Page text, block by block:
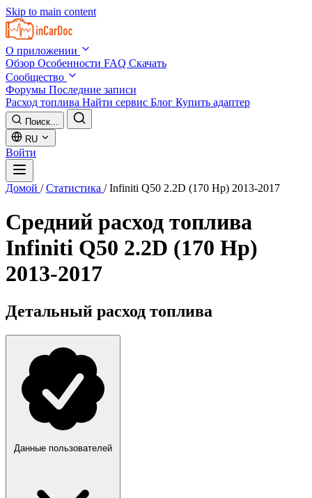
Skip to main content
О приложении
Обзор Особенности FAQ Скачать
Сообщество
Форумы Последние записи
Расход топлива Найти сервис Блог Купить адаптер
Поиск...
RU
Войти
Домой / Статистика / Infiniti Q50 2.2D (170 Hp) 2013-2017
Средний расход топлива
Infiniti Q50 2.2D (170 Hp)
2013-2017
Детальный расход топлива
Данные пользователей